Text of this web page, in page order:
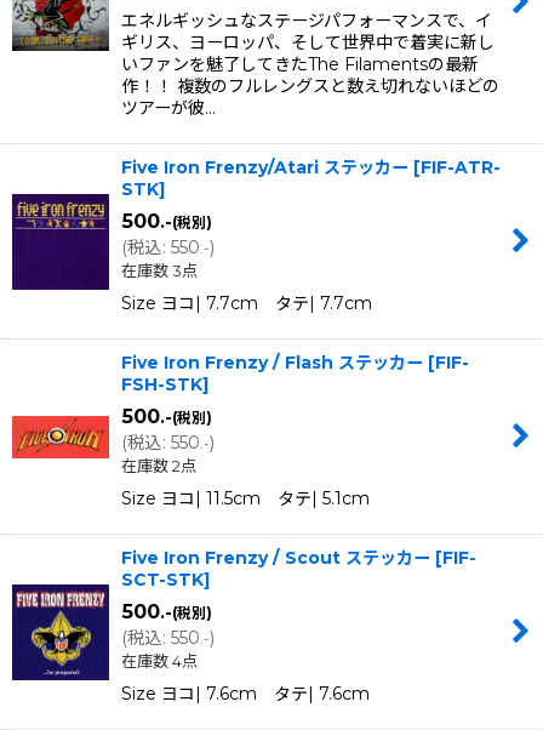
エネルギッシュなステージパフォーマンスで、イ
ギリス、ヨーロッパ、そして世界中で着実に新し
いファンを魅了してきたThe Filamentsの最新
作！！ 複数のフルレングスと数え切れないほどの
ツアーが彼…
Five Iron Frenzy/Atari ステッカー [FIF-ATR-
STK]
500.-(税別)
(税込: 550.-)
在庫数 3点
Size ヨコ| 7.7cm タテ| 7.7cm
Five Iron Frenzy / Flash ステッカー [FIF-
FSH-STK]
500.-(税別)
(税込: 550.-)
在庫数 2点
Size ヨコ| 11.5cm タテ| 5.1cm
Five Iron Frenzy / Scout ステッカー [FIF-
SCT-STK]
500.-(税別)
(税込: 550.-)
在庫数 4点
Size ヨコ| 7.6cm タテ| 7.6cm